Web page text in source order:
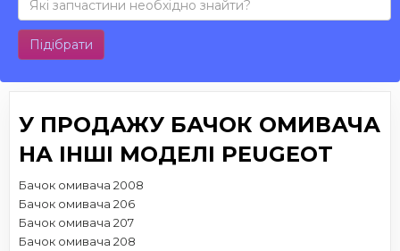
Підібрати
У ПРОДАЖУ БАЧОК ОМИВАЧА
НА ІНШІ МОДЕЛІ PEUGEOT
Бачок омивача 2008
Бачок омивача 206
Бачок омивача 207
Бачок омивача 208